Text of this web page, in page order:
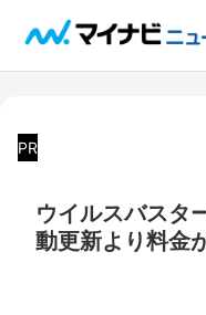
PR
ウイルスバスタ
動更新より料金